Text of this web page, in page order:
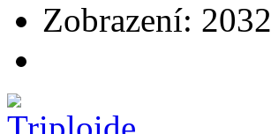
Zobrazení: 2032